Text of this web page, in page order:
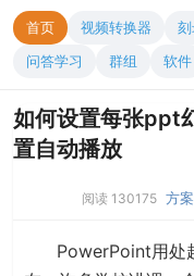
首页 视频转换器
问答学习
群组 软件
如何设置每张ppt
置自动播放
阅读 130175 方
PowerPoint用处越